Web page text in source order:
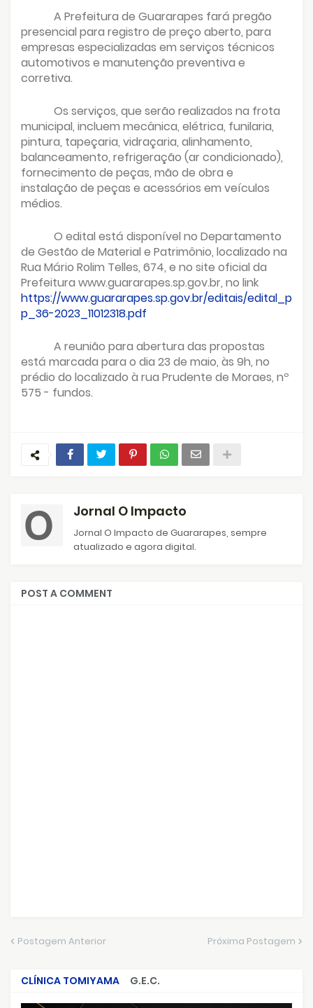
A Prefeitura de Guararapes fará pregão
presencial para registro de preço aberto, para
empresas especializadas em serviços técnicos
automotivos e manutenção preventiva e
corretiva.
Os serviços, que serão realizados na frota
municipal, incluem mecânica, elétrica, funilaria,
pintura, tapeçaria, vidraçaria, alinhamento,
balanceamento, refrigeração (ar condicionado),
fornecimento de peças, mão de obra e
instalação de peças e acessórios em veículos
médios.
O edital está disponível no Departamento
de Gestão de Material e Patrimônio, localizado na
Rua Mário Rolim Telles, 674, e no site oficial da
Prefeitura www.guararapes.sp.gov.br, no link
https://www.guararapes.sp.gov.br/editais/edital_p
p_36-2023_11012318.pdf
A reunião para abertura das propostas
está marcada para o dia 23 de maio, às 9h, no
prédio do localizado à rua Prudente de Moraes, nº
575 - fundos.
Jornal O Impacto
Jornal O Impacto de Guararapes, sempre
atualizado e agora digital.
POST A COMMENT
Postagem Anterior Próxima Postagem
CLÍNICA TOMIYAMA
G.E.C.
CRIMES QUE ABALARAM O BRASIL